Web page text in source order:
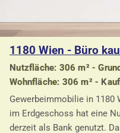
1180 Wien - Büro
Nutzfläche: 306 m² -
Wohnfläche: 306 m² -
Gewerbeimmobilie in 1180
im Erdgeschoss hat eine
derzeit als Bank genutzt.